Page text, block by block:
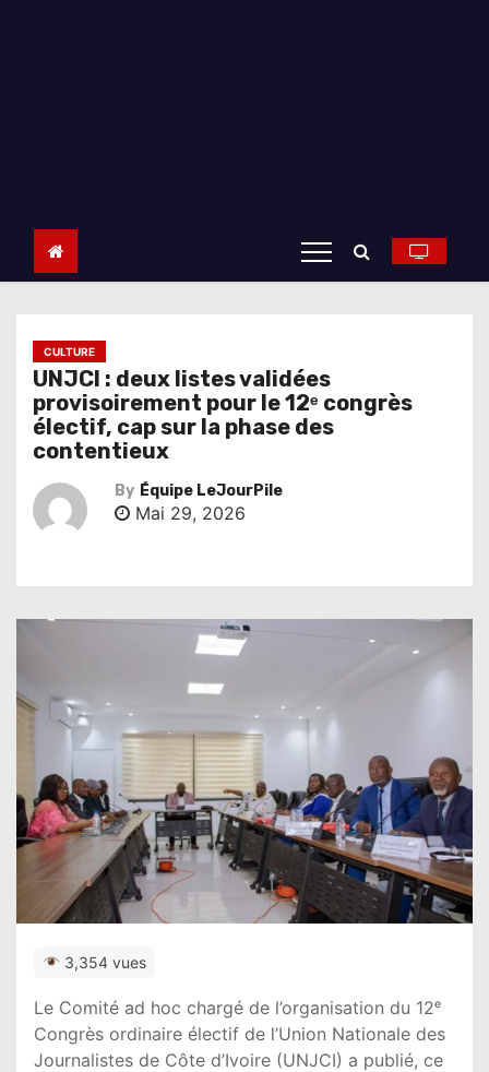
CULTURE
UNJCI : deux listes validées
provisoirement pour le 12ᵉ congrès
électif, cap sur la phase des
contentieux
By Équipe LeJourPile
Mai 29, 2026
3,354 vues
Le Comité ad hoc chargé de l’organisation du 12ᵉ
Congrès ordinaire électif de l’Union Nationale des
Journalistes de Côte d’Ivoire (UNJCI) a publié, ce